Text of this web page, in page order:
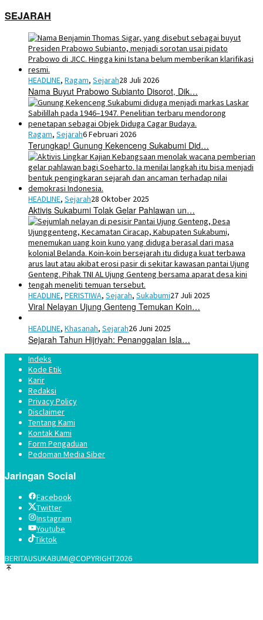
SEJARAH
HEADLINE, Ragam, Sejarah28 Juli 2026
Nama Buyut Prabowo Subianto Disorot, Dik…
Ragam, Sejarah6 Februari 2026
Terungkap! Gunung Kekenceng Sukabumi Did…
HEADLINE, Sejarah28 Oktober 2025
Aktivis Sukabumi Tolak Gelar Pahlawan un…
HEADLINE, PERISTIWA, Sejarah, Sukabumi27 Juli 2025
Viral Nelayan Ujung Genteng Temukan Koin…
HEADLINE, Khasanah, Sejarah26 Juni 2025
Sejarah Tahun Hijriyah: Penanggalan Isla…
Indeks
Kode Etik
Karir
Redaksi
Privacy Policy
Disclaimer
Tentang Kami
Kontak Kami
Form Pengaduan
Pedoman Media Siber
Jaringan Social
Facebook
Twitter
Instagram
Youtube
Tiktok
BERITAUSUKABUMI@COPYRIGHT2026